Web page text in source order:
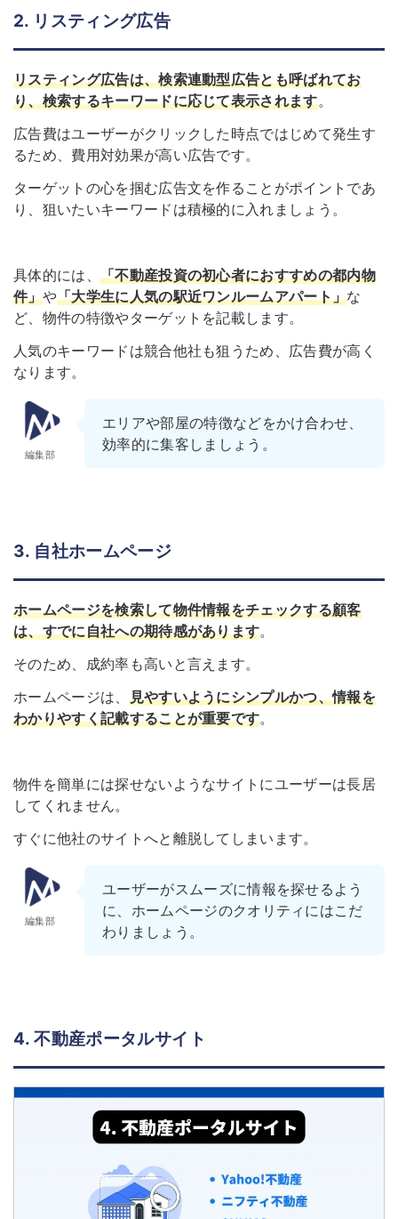
2. リスティング広告
リスティング広告は、検索連動型広告とも呼ばれてお
り、検索するキーワードに応じて表示されます。
広告費はユーザーがクリックした時点ではじめて発生す
るため、費用対効果が高い広告です。
ターゲットの心を掴む広告文を作ることがポイントであ
り、狙いたいキーワードは積極的に入れましょう。
具体的には、 「不動産投資の初心者におすすめの都内物
件」や「大学生に人気の駅近ワンルームアパート」な
ど、物件の特徴やターゲットを記載します。
人気のキーワードは競合他社も狙うため、広告費が高く
なります。
編集部
エリアや部屋の特徴などをかけ合わせ、
効率的に集客しましょう。
3. 自社ホームページ
ホームページを検索して物件情報をチェックする顧客
は、すでに自社への期待感があります。
そのため、成約率も高いと言えます。
ホームページは、 見やすいようにシンプルかつ、情報を
わかりやすく記載することが重要です。
物件を簡単には探せないようなサイトにユーザーは長居
してくれません。
すぐに他社のサイトへと離脱してしまいます。
編集部
ユーザーがスムーズに情報を探せるよう
に、ホームページのクオリティにはこだ
わりましょう。
4. 不動産ポータルサイト